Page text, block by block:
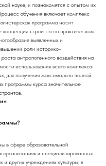
науке, и познакомятся с опытом их
обучения включает комплекс
программа носит
строится на практическом
выявленных и
роли историко-
антропогенного воздействия на
использования всего комплекса
для получения максимально полной
программы курса значительное
в сфере образовательной
организациях и специализированных
и других учреждениях культуры, в